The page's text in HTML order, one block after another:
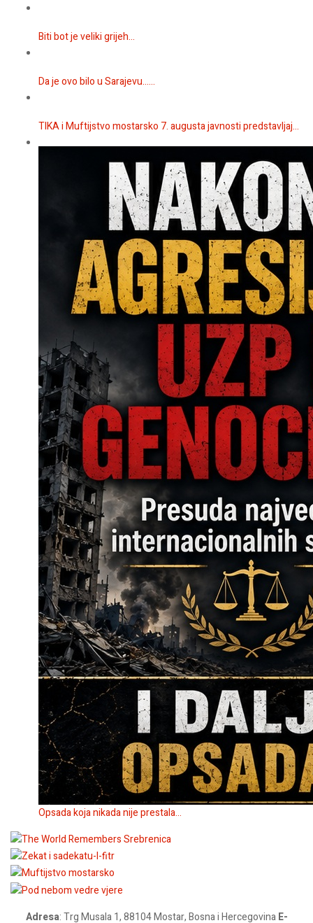
Biti bot je veliki grijeh...
Da je ovo bilo u Sarajevu…...
TIKA i Muftijstvo mostarsko 7. augusta javnosti predstavljaj...
Opsada koja nikada nije prestala...
Adresa: Trg Musala 1, 88104 Mostar, Bosna i HercegovinaE-